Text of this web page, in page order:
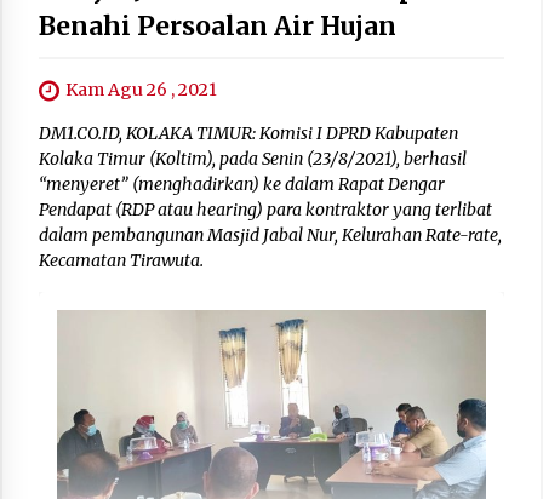
Benahi Persoalan Air Hujan
Kam Agu 26 , 2021
DM1.CO.ID, KOLAKA TIMUR: Komisi I DPRD Kabupaten
Kolaka Timur (Koltim), pada Senin (23/8/2021), berhasil
“menyeret” (menghadirkan) ke dalam Rapat Dengar
Pendapat (RDP atau hearing) para kontraktor yang terlibat
dalam pembangunan Masjid Jabal Nur, Kelurahan Rate-rate,
Kecamatan Tirawuta.